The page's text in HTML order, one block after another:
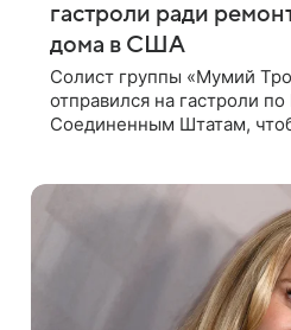
гастроли ради
дома в США
Солист группы «Мумий
отправился на гастроли
Соединенным Штатам,